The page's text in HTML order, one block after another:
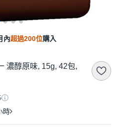
內超過200位購入
濃醇原味, 15g, 42包,
時